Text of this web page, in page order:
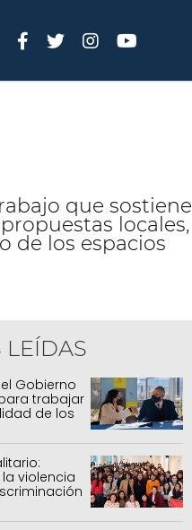
que sostiene
locales,
de los espacios
LEÍDAS
Gobierno
trabajar
de los
y
violencia